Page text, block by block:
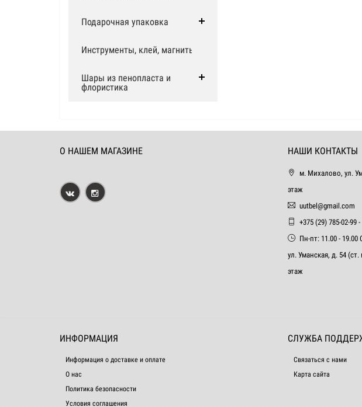
Подарочная упаковка
Инструменты, клей, магниты
Шары из пенопласта и
флористика
О НАШЕМ МАГАЗИНЕ НАШИ КОНТАКТЫ
м. Михалово, ул.
этаж
uutbel@gmail.com
+375 (29) 785-02-99
Пн-пт: 11.00 - 19.00
ул. Уманская, д. 54
этаж
ИНФОРМАЦИЯ
Информация о доставке и оплате
О нас
Политика безопасности
Условия соглашения
СЛУЖБА
Связаться с нами
Карта сайта